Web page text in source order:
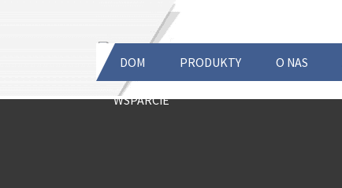
DOM PRODUKTY O NAS
WSPARCIE